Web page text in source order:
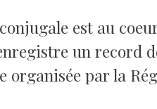
est au
un record
organisée par la